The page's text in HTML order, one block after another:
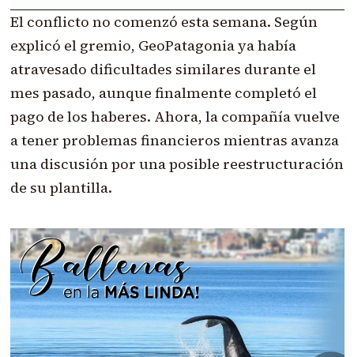
El conflicto no comenzó esta semana. Según
explicó el gremio, GeoPatagonia ya había
atravesado dificultades similares durante el
mes pasado, aunque finalmente completó el
pago de los haberes. Ahora, la compañía vuelve
a tener problemas financieros mientras avanza
una discusión por una posible reestructuración
de su plantilla.